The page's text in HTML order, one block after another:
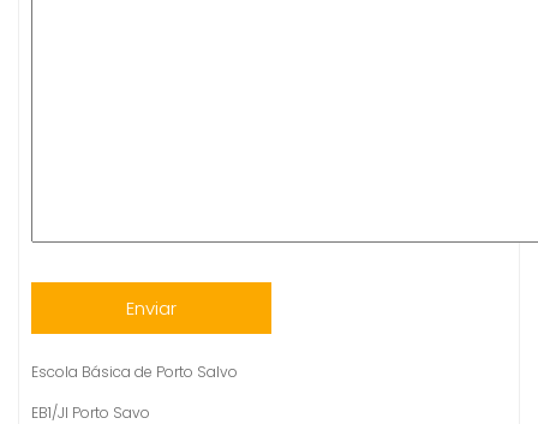
Escola Básica de Porto Salvo
EB1/JI Porto Savo